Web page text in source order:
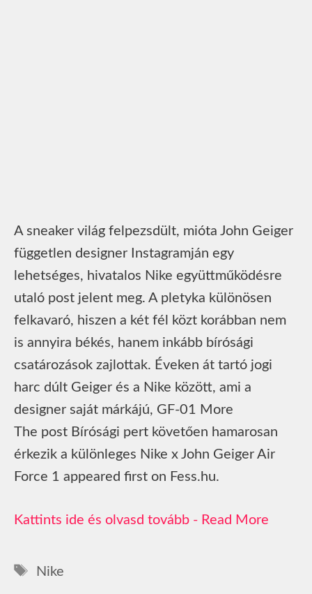
A sneaker világ felpezsdült, mióta John Geiger
független designer Instagramján egy
lehetséges, hivatalos Nike együttműködésre
utaló post jelent meg. A pletyka különösen
felkavaró, hiszen a két fél közt korábban nem
is annyira békés, hanem inkább bírósági
csatározások zajlottak. Éveken át tartó jogi
harc dúlt Geiger és a Nike között, ami a
designer saját márkájú, GF-01 More
The post Bírósági pert követően hamarosan
érkezik a különleges Nike x John Geiger Air
Force 1 appeared first on Fess.hu.
Read More
Címkék
Nike